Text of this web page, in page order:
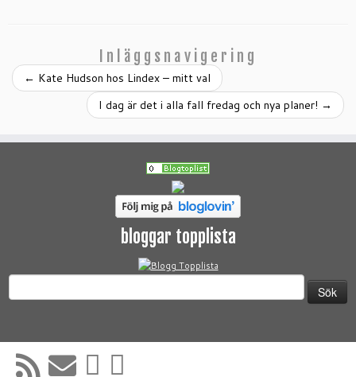
Inläggsnavigering
← Kate Hudson hos Lindex – mitt val
I dag är det i alla fall fredag och nya planer! →
bloggar topplista
efter: